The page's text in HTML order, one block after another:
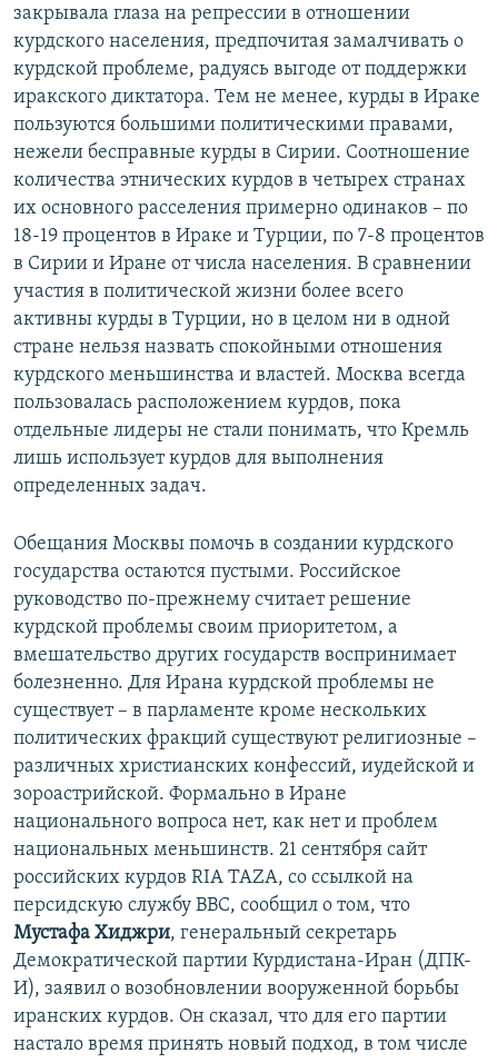
закрывала глаза на репрессии в отношении
курдского населения, предпочитая замалчивать о
курдской проблеме, радуясь выгоде от поддержки
иракского диктатора. Тем не менее, курды в Ираке
пользуются большими политическими правами,
нежели бесправные курды в Сирии. Соотношение
количества этнических курдов в четырех странах
их основного расселения примерно одинаков – по
18-19 процентов в Ираке и Турции, по 7-8 процентов
в Сирии и Иране от числа населения. В сравнении
участия в политической жизни более всего
активны курды в Турции, но в целом ни в одной
стране нельзя назвать спокойными отношения
курдского меньшинства и властей. Москва всегда
пользовалась расположением курдов, пока
отдельные лидеры не стали понимать, что Кремль
лишь использует курдов для выполнения
определенных задач.
Обещания Москвы помочь в создании курдского
государства остаются пустыми. Российское
руководство по-прежнему считает решение
курдской проблемы своим приоритетом, а
вмешательство других государств воспринимает
болезненно. Для Ирана курдской проблемы не
существует – в парламенте кроме нескольких
политических фракций существуют религиозные –
различных христианских конфессий, иудейской и
зороастрийской. Формально в Иране
национального вопроса нет, как нет и проблем
национальных меньшинств. 21 сентября сайт
российских курдов RIA TAZA, со ссылкой на
персидскую службу ВВС, сообщил о том, что
Мустафа Хиджри, генеральный секретарь
Демократической партии Курдистана-Иран (ДПК-
И), заявил о возобновлении вооруженной борьбы
иранских курдов. Он сказал, что для его партии
настало время принять новый подход, в том числе